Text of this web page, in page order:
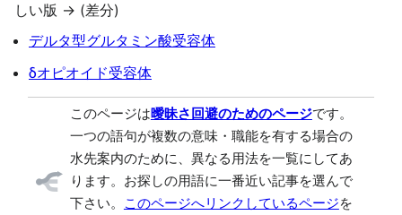
しい版 → (差分)
デルタ型グルタミン酸受容体
δオピオイド受容体
このページは曖昧さ回避のためのページです。
一つの語句が複数の意味・職能を有する場合の
水先案内のために、異なる用法を一覧にしてあ
ります。お探しの用語に一番近い記事を選んで
下さい。
このページへリンクしているページを